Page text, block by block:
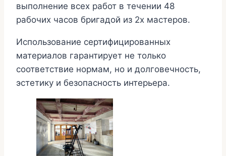
выполнение всех работ в течении 48
рабочих часов бригадой из 2х мастеров.
Использование сертифицированных
материалов гарантирует не только
соответствие нормам, но и долговечность,
эстетику и безопасность интерьера.